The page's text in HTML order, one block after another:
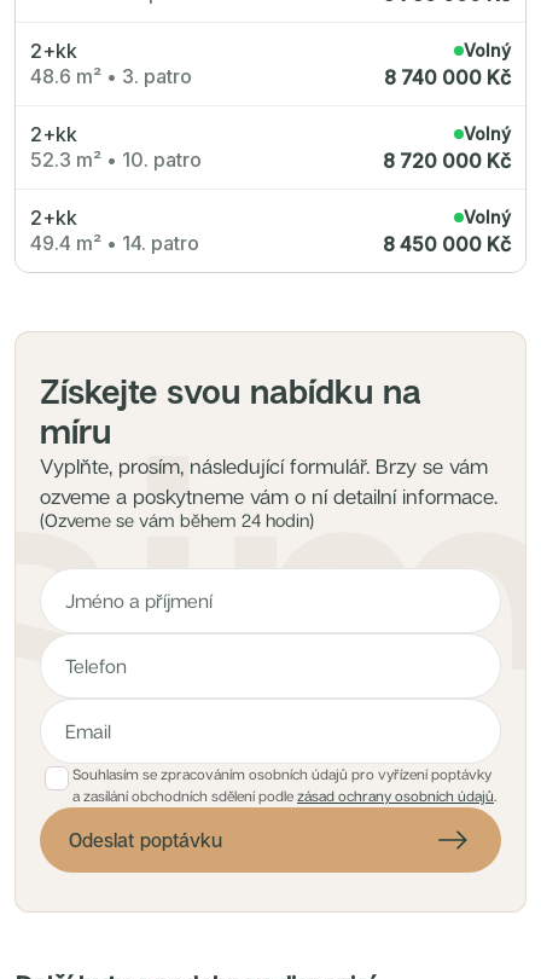
2+kk
48.6 m² • 3. patro
Volný
8 740 000 Kč
2+kk
52.3 m² • 10. patro
Volný
8 720 000 Kč
2+kk
49.4 m² • 14. patro
Volný
8 450 000 Kč
Získejte svou nabídku na
míru
Vyplňte, prosím, následující formulář. Brzy se vám
ozveme a poskytneme vám o ní detailní informace.
(Ozveme se vám během 24 hodin)
Souhlasím se zpracováním osobních údajů pro vyřízení poptávky
a zasílání obchodních sdělení podle zásad ochrany osobních údajů.
Odeslat poptávku